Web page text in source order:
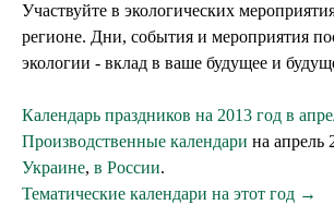
Участвуйте в экологических
регионе. Дни, события и мероприятия
экологии - вклад в ваше будущее и
Календарь праздников на 2013 год в
Производственные календари на апрель
Украине, в России.
Тематические календари на этот год →